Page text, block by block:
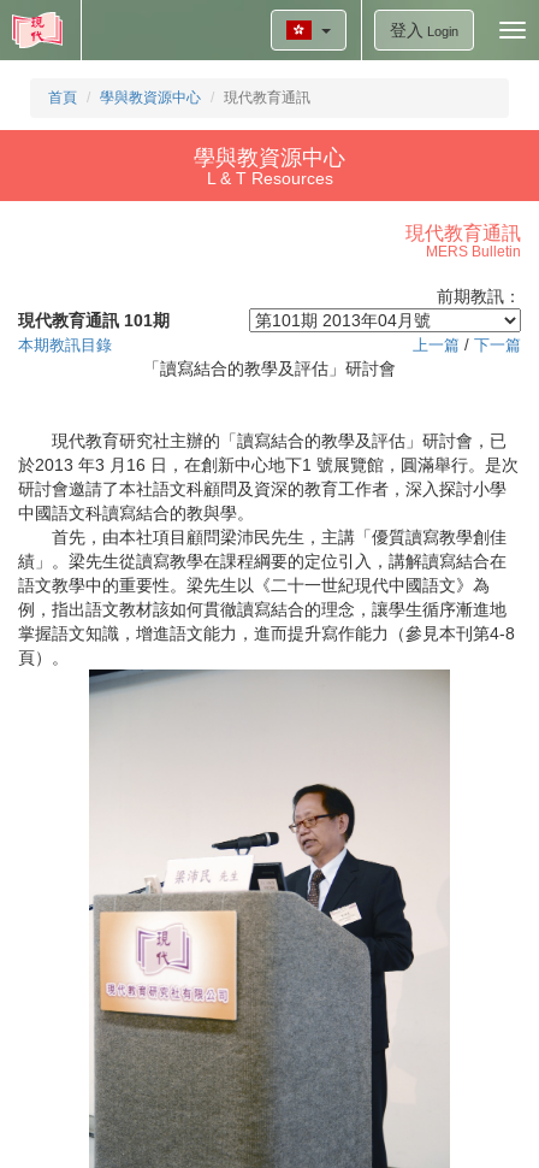
登入 Login
首頁 學與教資源中心 現代教育通訊
學與教資源中心
L & T Resources
現代教育通訊
MERS Bulletin
現代教育通訊 101期
前期教訊：
本期教訊目錄 上一篇 / 下一篇
「讀寫結合的教學及評估」研討會
現代教育研究社主辦的「讀寫結合的教學及評估」研討會，已
於2013 年3 月16 日，在創新中心地下1 號展覽館，圓滿舉行。是次
研討會邀請了本社語文科顧問及資深的教育工作者，深入探討小學
中國語文科讀寫結合的教與學。
首先，由本社項目顧問梁沛民先生，主講「優質讀寫教學創佳
績」。梁先生從讀寫教學在課程綱要的定位引入，講解讀寫結合在
語文教學中的重要性。梁先生以《二十一世紀現代中國語文》為
例，指出語文教材該如何貫徹讀寫結合的理念，讓學生循序漸進地
掌握語文知識，增進語文能力，進而提升寫作能力（參見本刊第4-8
頁）。